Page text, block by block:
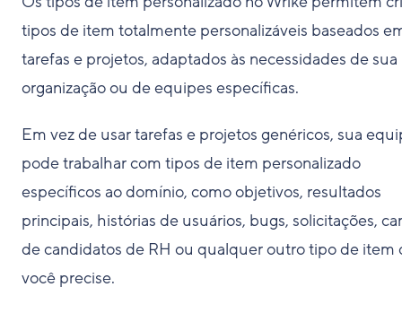
tipos de item totalmente personalizáveis baseados
tarefas e projetos, adaptados às necessidades de sua
organização ou de equipes específicas.
Em vez de usar tarefas e projetos genéricos, sua
pode trabalhar com tipos de item personalizado
específicos ao domínio, como objetivos, resultados
principais, histórias de usuários, bugs, solicitações,
de candidatos de RH ou qualquer outro tipo de item
você precise.